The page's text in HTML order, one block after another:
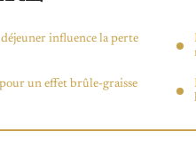
influence la perte
un effet brûle-graisse